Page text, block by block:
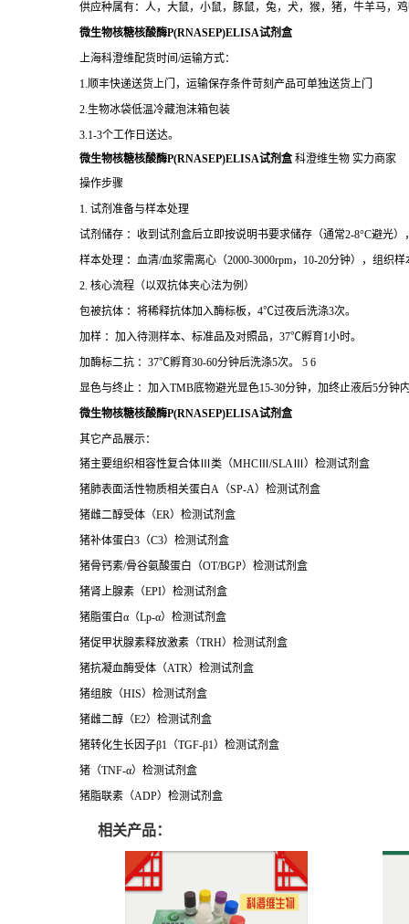
供应种属有：人，大鼠，小鼠，豚鼠，兔，犬，猴，猪，牛羊马，
微生物核糖核酸酶P(RNASEP)ELISA试剂盒
上海科澄维配货时间/运输方式：
1.顺丰快递送货上门，运输保存条件苛刻产品可单独送货上门
2.生物冰袋低温冷藏泡沫箱包装
3.1-3个工作日送达。
微生物核糖核酸酶P(RNASEP)ELISA试剂盒 科澄维生物 实力商家
操作步骤
1. 试剂准备与样本处理
试剂储存 ：收到试剂盒后立即按说明书要求储存（通常2-8°C避光
样本处理 ：血清/血浆需离心（2000-3000rpm，10-20分钟），组织
2. 核心流程（以双抗体夹心法为例）
包被抗体 ：将稀释抗体加入酶标板，4℃过夜后洗涤3次。
加样 ：加入待测样本、标准品及对照品，37℃孵育1小时。
加酶标二抗 ：37℃孵育30-60分钟后洗涤5次。 5 6
显色与终止 ：加入TMB底物避光显色15-30分钟，加终止液后5分钟
微生物核糖核酸酶P(RNASEP)ELISA试剂盒
其它产品展示：
猪主要组织相容性复合体
类 （MHC /SLA Ⅲ）检测试剂盒
猪肺表面活性物质相关蛋白A （SP-A）检测试剂盒
猪雌二醇受体（ER）检测试剂盒
猪补体蛋白3 （C3）检测试剂盒
猪骨钙素/骨谷氨酸蛋白（OT/BGP）检测试剂盒
猪肾上腺素（EPI）检测试剂盒
猪脂蛋白α （Lp-α）检测试剂盒
猪促甲状腺素释放激素（TRH）检测试剂盒
猪抗凝血酶受体（ATR）检测试剂盒
猪组胺（HIS）检测试剂盒
猪雌二醇（E2）检测试剂盒
猪转化生长因子β1 （TGF-β1）检测试剂盒
猪 （TNF-α）检测试剂盒
猪脂联素（ADP）检测试剂盒
相关产品：